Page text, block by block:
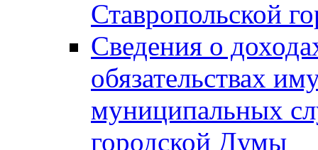
Ставропольской
Сведения о
обязательствах
муниципальных
городской Думы